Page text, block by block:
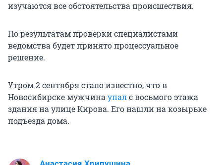
изучаются все обстоятельства происшествия.
По результатам проверки специалистами
ведомства будет принято процессуальное
решение.
Утром 2 сентября стало известно, что в
Новосибирске мужчинаупалс восьмого этажа
здания на улице Кирова. Его нашли на козырьке
подъезда дома.